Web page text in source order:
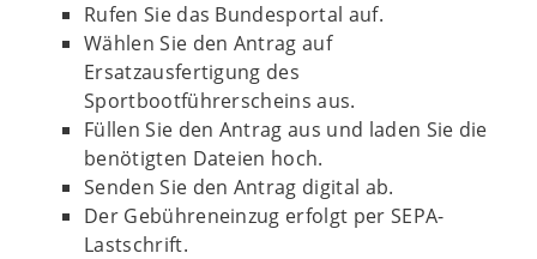
Rufen Sie das Bundesportal auf.
Wählen Sie den Antrag auf
Ersatzausfertigung des
Sportbootführerscheins aus.
Füllen Sie den Antrag aus und laden Sie die
benötigten Dateien hoch.
Senden Sie den Antrag digital ab.
Der Gebühreneinzug erfolgt per SEPA-
Lastschrift.